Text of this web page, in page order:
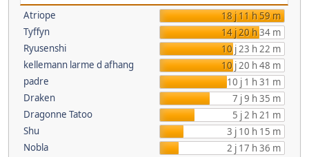
Atriope
18 j 11 h 59 m
Tyffyn
14 j 20 h 34 m
Ryusenshi
10 j 23 h 22 m
kellemann larme d afhang
10 j 20 h 48 m
padre
10 j 1 h 31 m
Draken
7 j 9 h 35 m
Dragonne Tatoo
5 j 2 h 21 m
Shu
3 j 10 h 15 m
Nobla
2 j 17 h 36 m